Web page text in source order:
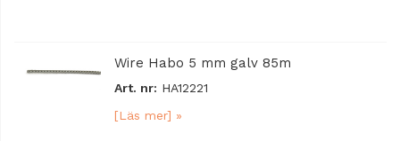
Wire Habo 5 mm galv 85m
Art. nr: HA12221
[Läs mer] »